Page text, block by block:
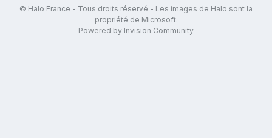
© Halo France - Tous droits réservé - Les images de Halo sont la
propriété de Microsoft.
Powered by Invision Community